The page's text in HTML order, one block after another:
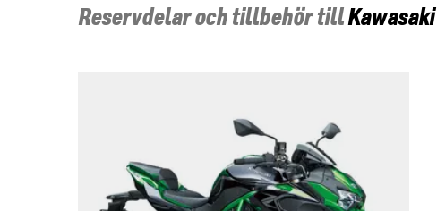
Reservdelar och tillbehör tillKawasaki